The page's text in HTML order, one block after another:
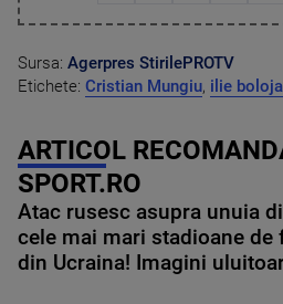
Sursa: Agerpres StirilePROTV
Etichete: Cristian Mungiu, ilie
ARTICOL
SPORT.RO
Atac rusesc asupra unuia
cele mai mari stadioane de
din Ucraina! Imagini